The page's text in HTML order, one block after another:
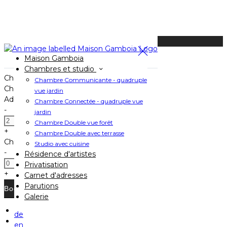
Maison Gamboia
Chambres et studio
Chambre Communicante - quadruple
vue jardin
Chambre Connectée - quadruple vue
jardin
Chambre Double vue forêt
Chambre Double avec terrasse
Studio avec cuisine
Résidence d'artistes
Privatisation
Carnet d'adresses
Parutions
Galerie
de
en
Book your stay
Check In
Check Out
Adults
-
+
Children
-
+